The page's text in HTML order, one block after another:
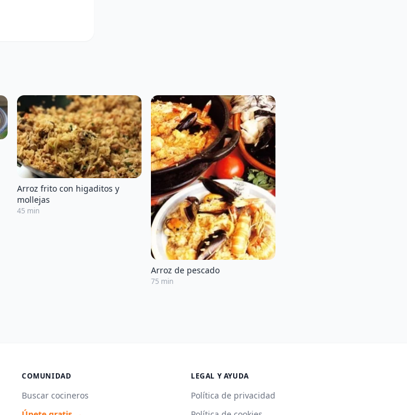
Arroz frito con higaditos y
mollejas
45 min
Arroz de pescado
75 min
COMUNIDAD
Buscar cocineros
LEGAL Y AYUDA
Política de privacidad